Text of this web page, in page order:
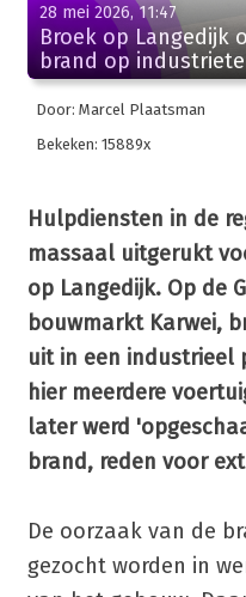
28 mei 2026, 11:47
Broek op Langedijk
brand op
Door: Marcel Plaatsman
Bekeken: 15889x
Hulpdiensten in de
massaal uitgerukt
op Langedijk. Op de
bouwmarkt Karwei,
uit in een industrieel
hier meerdere
later werd
brand, reden voor
De oorzaak van de
gezocht worden in